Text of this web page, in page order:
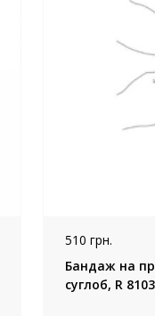
510 грн.
Бандаж на
суглоб,